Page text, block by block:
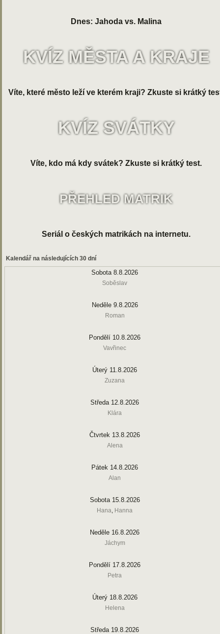
Dnes: Jahoda vs. Malina
KVÍZ MĚSTA A KRAJE
Víte, které město leží ve kterém kraji? Zkuste si krátký
KVÍZ SVÁTKY
Víte, kdo má kdy svátek? Zkuste si krátký test.
PŘEHLED MATRIK
Seriál o českých matrikách na internetu.
Kalendář na následujících 30 dní
Sobota 8.8.2026
Soběslav
Neděle 9.8.2026
Roman
Pondělí 10.8.2026
Vavřinec
Úterý 11.8.2026
Zuzana
Středa 12.8.2026
Klára
Čtvrtek 13.8.2026
Alena
Pátek 14.8.2026
Alan
Sobota 15.8.2026
Hana, Hanna
Neděle 16.8.2026
Jáchym
Pondělí 17.8.2026
Petra
Úterý 18.8.2026
Helena
Středa 19.8.2026